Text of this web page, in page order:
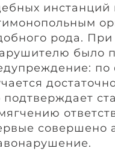
инстанций
рода.
было
по
подтверждает
совершено